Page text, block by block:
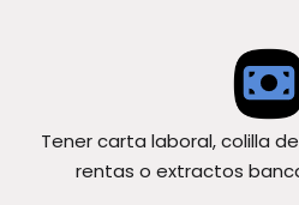
Tener carta laboral, colilla
rentas o extractos